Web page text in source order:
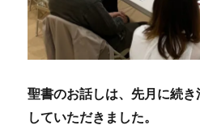
聖書のお話しは、先月に続き
していただきました。